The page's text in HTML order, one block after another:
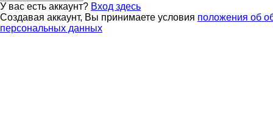
У вас есть аккаунт? Вход здесь
Создавая аккаунт, Вы принимаете условия положения об
персональных данных